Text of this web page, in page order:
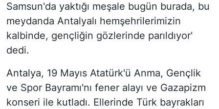
Samsun'da yaktığı meşale bugün burada, bu
meydanda Antalyalı hemşehrilerimizin
kalbinde, gençliğin gözlerinde parıldıyor'
dedi.
Antalya, 19 Mayıs Atatürk'ü Anma, Gençlik
ve Spor Bayramı'nı fener alayı ve Gazapizm
konseri ile kutladı. Ellerinde Türk bayrakları